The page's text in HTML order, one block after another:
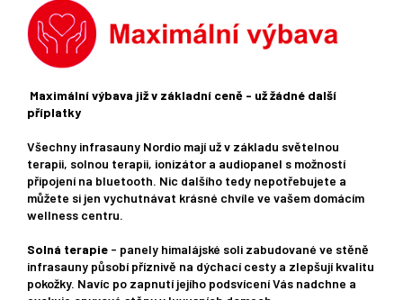
Maximální výbava již v základní ceně - už žádné další
příplatky
Všechny infrasauny Nordio mají už v základu světelnou
terapii, solnou terapii, ionizátor a audiopanel s možností
připojení na bluetooth. Nic dalšího tedy nepotřebujete a
můžete si jen vychutnávat krásné chvíle ve vašem domácím
wellness centru.
Solná terapie - panely himalájské soli zabudované ve stěně
infrasauny působí příznivě na dýchací cesty a zlepšují kvalitu
pokožky. Navíc po zapnutí jejího podsvícení Vás nadchne a